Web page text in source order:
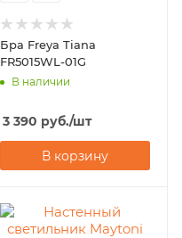
Бра Freya Tiana
FR5015WL-01G
В наличии
3 390 руб./шт
В корзину